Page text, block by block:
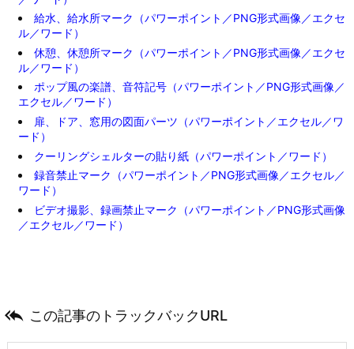
給水、給水所マーク（パワーポイント／PNG形式画像／エクセ
ル／ワード）
休憩、休憩所マーク（パワーポイント／PNG形式画像／エクセ
ル／ワード）
ポップ風の楽譜、音符記号（パワーポイント／PNG形式画像／
エクセル／ワード）
扉、ドア、窓用の図面パーツ（パワーポイント／エクセル／ワ
ード）
クーリングシェルターの貼り紙（パワーポイント／ワード）
録音禁止マーク（パワーポイント／PNG形式画像／エクセル／
ワード）
ビデオ撮影、録画禁止マーク（パワーポイント／PNG形式画像
／エクセル／ワード）
 この記事のトラックバックURL